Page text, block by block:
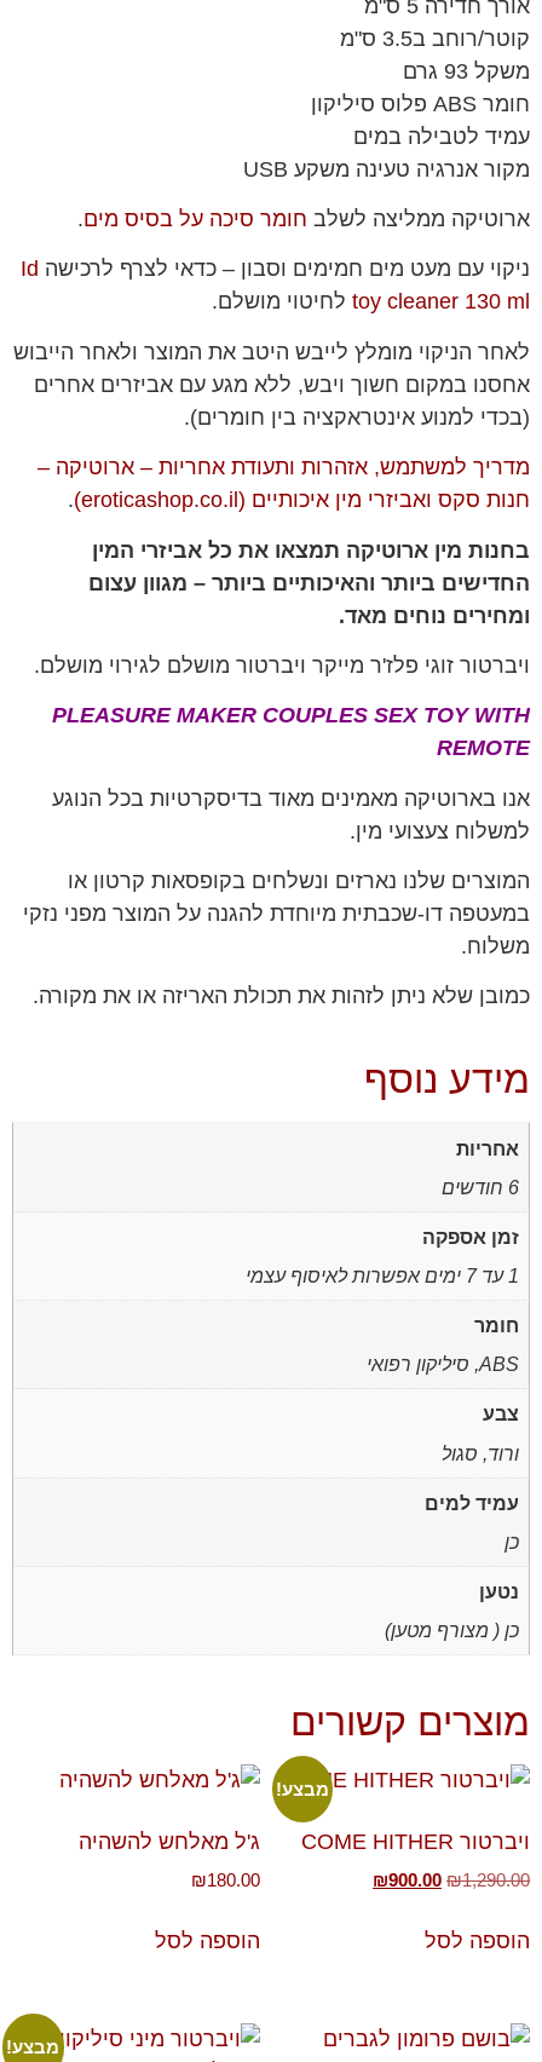
אורך חדירה 5 ס"מ
קוטר/רוחב ב3.5 ס"מ
משקל 93 גרם
חומר ABS פלוס סיליקון
עמיד לטבילה במים
מקור אנרגיה טעינה משקע USB
ארוטיקה ממליצה לשלב חומר סיכה על בסיס מים.
ניקוי עם מעט מים חמימים וסבון – כדאי לצרף לרכישה Id
toy cleaner 130 ml לחיטוי מושלם.
לאחר הניקוי מומלץ לייבש היטב את המוצר ולאחר הייבוש
אחסנו במקום חשוך ויבש, ללא מגע עם אביזרים אחרים
(בכדי למנוע אינטראקציה בין חומרים).
מדריך למשתמש, אזהרות ותעודת אחריות – ארוטיקה –
חנות סקס ואביזרי מין איכותיים (eroticashop.co.il)
.
בחנות מין ארוטיקה תמצאו את כל אביזרי המין
החדישים ביותר והאיכותיים ביותר – מגוון עצום
ומחירים נוחים מאד.
ויברטור זוגי פלז'ר מייקר ויברטור מושלם לגירוי מושלם.
PLEASURE MAKER COUPLES SEX TOY WITH
REMOTE
אנו בארוטיקה מאמינים מאוד בדיסקרטיות בכל הנוגע
למשלוח צעצועי מין.
המוצרים שלנו נארזים ונשלחים בקופסאות קרטון או
במעטפה דו-שכבתית מיוחדת להגנה על המוצר מפני נזקי
משלוח.
כמובן שלא ניתן לזהות את תכולת האריזה או את מקורה.
מידע נוסף
אחריות
6 חודשים
זמן אספקה
1 עד 7 ימים אפשרות לאיסוף עצמי
חומר
ABS, סיליקון רפואי
צבע
ורוד, סגול
עמיד למים
כן
נטען
כן ( מצורף מטען)
מוצרים קשורים
מבצע!
ויברטור COME HITHER
₪1,290.00
₪900.00
הוספה לסל
ג'ל מאלחש להשהיה
₪180.00
הוספה לסל
מבצע!